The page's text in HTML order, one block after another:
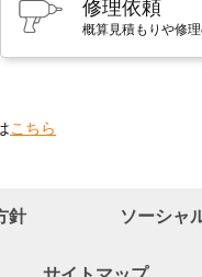
修理依頼
概算見積もりや修
こちら
針 ソーシャ